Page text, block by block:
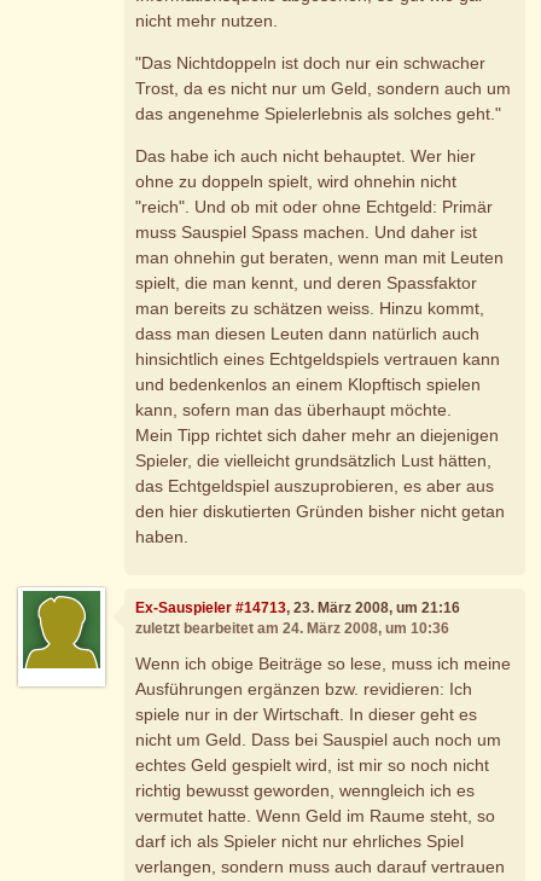
nicht mehr nutzen.
"Das Nichtdoppeln ist doch nur ein schwacher
Trost, da es nicht nur um Geld, sondern auch um
das angenehme Spielerlebnis als solches geht."
Das habe ich auch nicht behauptet. Wer hier
ohne zu doppeln spielt, wird ohnehin nicht
"reich". Und ob mit oder ohne Echtgeld: Primär
muss Sauspiel Spass machen. Und daher ist
man ohnehin gut beraten, wenn man mit Leuten
spielt, die man kennt, und deren Spassfaktor
man bereits zu schätzen weiss. Hinzu kommt,
dass man diesen Leuten dann natürlich auch
hinsichtlich eines Echtgeldspiels vertrauen kann
und bedenkenlos an einem Klopftisch spielen
kann, sofern man das überhaupt möchte.
Mein Tipp richtet sich daher mehr an diejenigen
Spieler, die vielleicht grundsätzlich Lust hätten,
das Echtgeldspiel auszuprobieren, es aber aus
den hier diskutierten Gründen bisher nicht getan
haben.
Ex-Sauspieler #14713, 23. März 2008, um 21:16
zuletzt bearbeitet am 24. März 2008, um 10:36
Wenn ich obige Beiträge so lese, muss ich meine
Ausführungen ergänzen bzw. revidieren: Ich
spiele nur in der Wirtschaft. In dieser geht es
nicht um Geld. Dass bei Sauspiel auch noch um
echtes Geld gespielt wird, ist mir so noch nicht
richtig bewusst geworden, wenngleich ich es
vermutet hatte. Wenn Geld im Raume steht, so
darf ich als Spieler nicht nur ehrliches Spiel
verlangen, sondern muss auch darauf vertrauen